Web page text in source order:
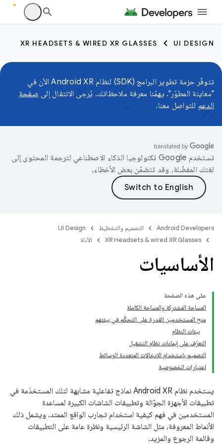
UI DESIGN
XR HEADSETS & WIRED XR GLASSES
تتوفّر حزمة تطوير البرامج (SDK) لنظام Android XR الآن في
"معاينة المطوّر". يهمّنا معرفة ملاحظاتك. يُرجى الانتقال إلى صفحة
الدعم للتواصل معنا.
تستخدم Google تكنولوجيا الذكاء الاصطناعي لترجمة المحتوى إلى
لغتك المفضّلة، وقد تتضمّن بعض الأخطاء.
Android Developers التصميم والتخطيط
UI Design
XR Headsets & wired XR Glasses
الأدلة
الأساسيات
على هذه الصفحة
المساحة المشتركة والمساحة الكاملة
منح المستخدمين القدرة على التحكّم في بيئتهم
بيئات النظام
التعرّف على إيماءات نظام التشغيل
التصميم باستخدام الإدخالات المتعددة الوسائط
اعتبارات الخصوصية
يستخدم نظام Android XR نماذج تفاعلية مشابهة لتلك المستخدَمة في
تطبيقات الأجهزة الجوّالة وتطبيقات الشاشات الكبيرة لمساعدة
المستخدمين في فهم كيفية استخدام تجارب الواقع الممتد. ويشمل ذلك
الأنماط المعروفة، مثل الشاشة الرئيسية ونظرة عامة على التطبيقات
وقائمة الرجوع والمزيد.